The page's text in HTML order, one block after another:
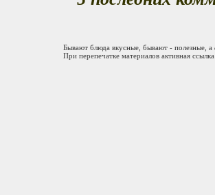
Бывают блюда вкусные, бывают - полезные, а
При перепечатке материалов активная